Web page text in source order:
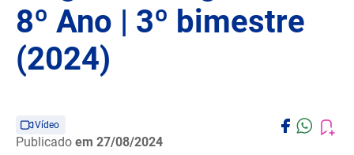
8º Ano | 3º bimestre
(2024)
Vídeo
Publicado em 27/08/2024